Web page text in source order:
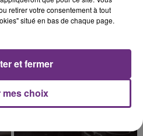
4h22
4h22
retirer votre consentement à tout
situé en bas de chaque page.
mes choix
et fermer